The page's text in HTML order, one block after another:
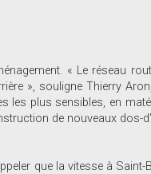
« Le réseau
», souligne Thierry
les plus sensibles, en
de nouveaux dos-
que la vitesse à